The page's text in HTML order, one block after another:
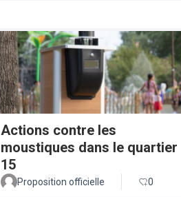
Actions contre les
moustiques dans le quartier
15
Proposition officielle 0